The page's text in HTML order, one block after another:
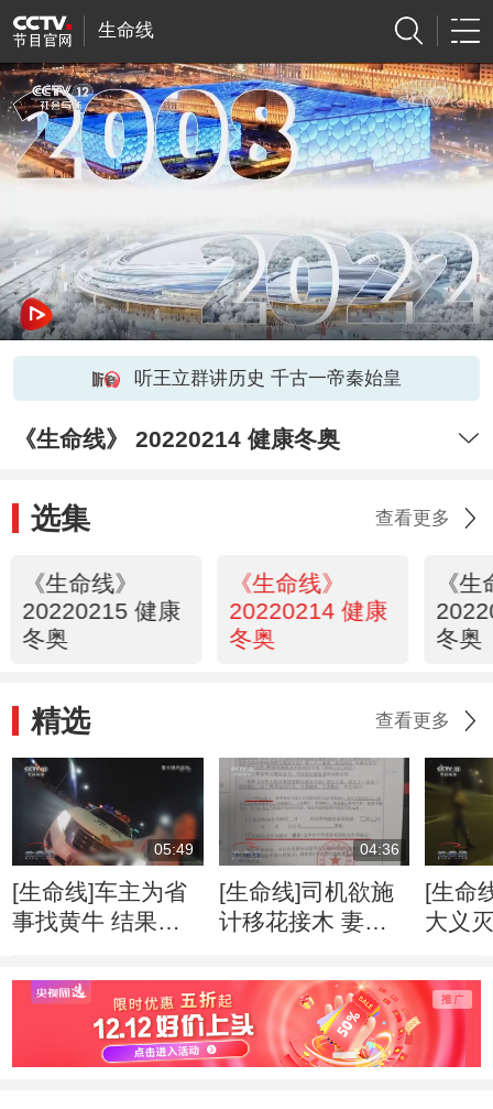
生命线
听王立群讲历史 千古一帝秦始皇
《生命线》 20220214 健康冬奥
选集 查看更多
《生命线》
20220215 健康
冬奥
《生命线》
20220214 健康
冬奥
《
冬奥
精选 查看更多
05:49
[生命线]车主为省
事找黄牛 结果赔
04:36
[生命线]司机欲施
计移花接木 妻子
[生命
大义